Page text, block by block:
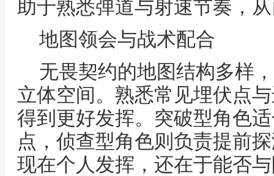
助于熟悉弹道与射速节奏，
地图领会与战术配合
无畏契约的地图结构多样
立体空间。熟悉常见埋伏点
得到更好发挥。突破型角色
点，侦查型角色则负责提前
现在个人发挥，还在于能否